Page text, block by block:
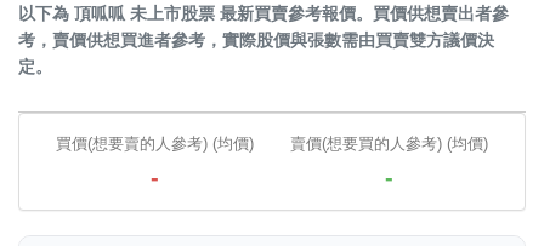
以下為 頂呱呱 未上市股票 最新買賣參考報價。買價供想賣出者參
考，賣價供想買進者參考，實際股價與張數需由買賣雙方議價決
定。
買價(想要賣的人參考) (均價)
-
賣價(想要買的人參考) (均價)
-